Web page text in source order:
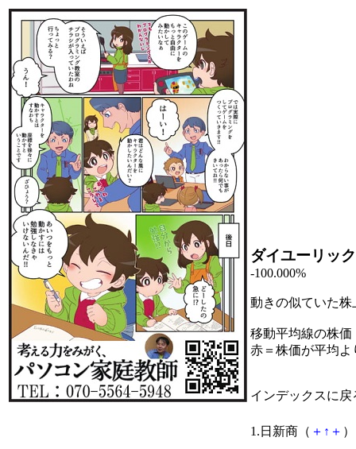
ダイユーリック
-100.000%
動きの似ていた
移動平均線の株価
赤＝株価が平均
インデックスに戻
1.日新商（ ＋ ↑ ＋